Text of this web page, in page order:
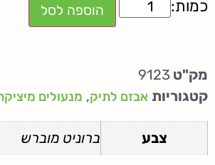
הוספה לסל
מק"ט 9123
קטגוריות אבזם לתיק, מנעולים
צבע ברוניט מוברש